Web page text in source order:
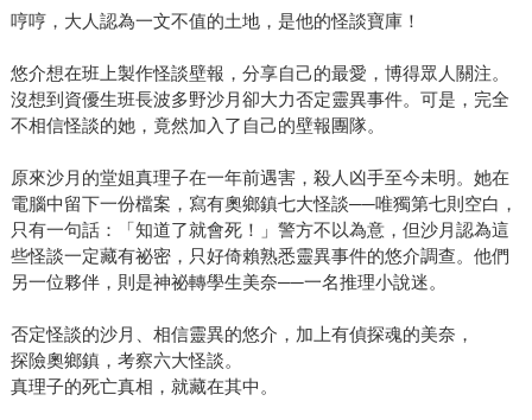
哼哼，大人認為一文不值的土地，是他的怪談寶庫！
悠介想在班上製作怪談壁報，分享自己的最愛，博得眾人關注。
沒想到資優生班長波多野沙月卻大力否定靈異事件。可是，完全
不相信怪談的她，竟然加入了自己的壁報團隊。
原來沙月的堂姐真理子在一年前遇害，殺人凶手至今未明。她在
電腦中留下一份檔案，寫有奧鄉鎮七大怪談──唯獨第七則空白，
只有一句話：「知道了就會死！」警方不以為意，但沙月認為這
些怪談一定藏有祕密，只好倚賴熟悉靈異事件的悠介調查。他們
另一位夥伴，則是神祕轉學生美奈──一名推理小說迷。
否定怪談的沙月、相信靈異的悠介，加上有偵探魂的美奈，
探險奧鄉鎮，考察六大怪談。
真理子的死亡真相，就藏在其中。